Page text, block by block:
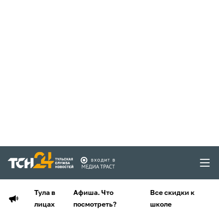
Тула в
лицах
Афиша. Что
посмотреть?
Все скидки к
школе